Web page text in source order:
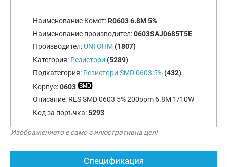
Наименование Комет: R0603 6.8M 5%
Наименование производител:0603SAJ0685T5E
Производител: UNI OHM (1807)
Категория: Резистори (5289)
Подкатегория: Резистори SMD 0603 5%(432)
Корпус:0603
Описание: RES SMD 0603 5% 200ppm 6.8M 1/10W
Код за поръчка:5293
Изображението е само с илюстративна цел!
Спецификация